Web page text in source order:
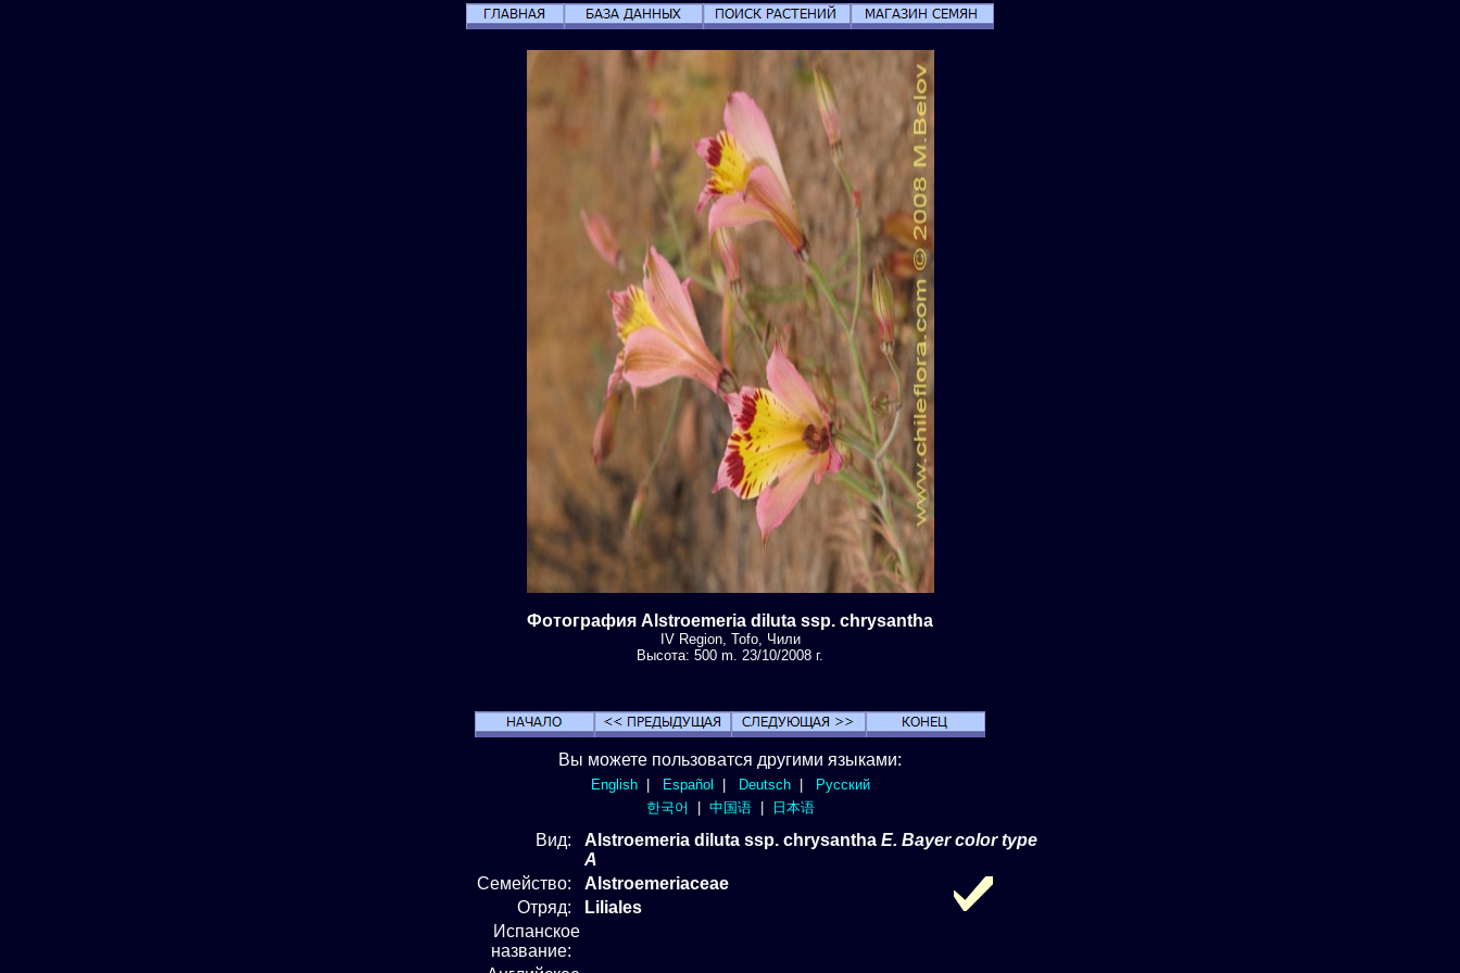
Фотография Alstroemeria diluta ssp. chrysantha
IV Region, Tofo, Чили
Высота: 500 m. 23/10/2008 г.
Вы можете пользоватся другими языками:
English| Español Deutsch|
Русский
한국어
中国语| 日本语
Вид: Alstroemeria diluta ssp. chrysantha E. Bayer color type
A
Семейство:
Alstroemeriaceae
Отряд:
Liliales
Испанское
название: